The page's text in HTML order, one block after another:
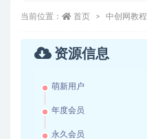
当前位置： 首页 中创网教程
资源信息
萌新用户
年度会员
永久会员